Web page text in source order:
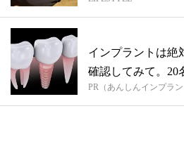
インプラントは絶
確認してみて。20
イ...
PR（あんしんインプラン